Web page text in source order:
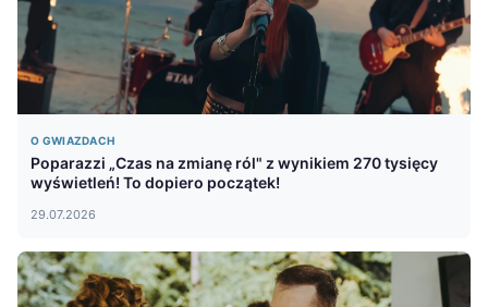
O GWIAZDACH
Poparazzi „Czas na zmianę ról" z wynikiem 270 tysięcy
wyświetleń! To dopiero początek!
29.07.2026